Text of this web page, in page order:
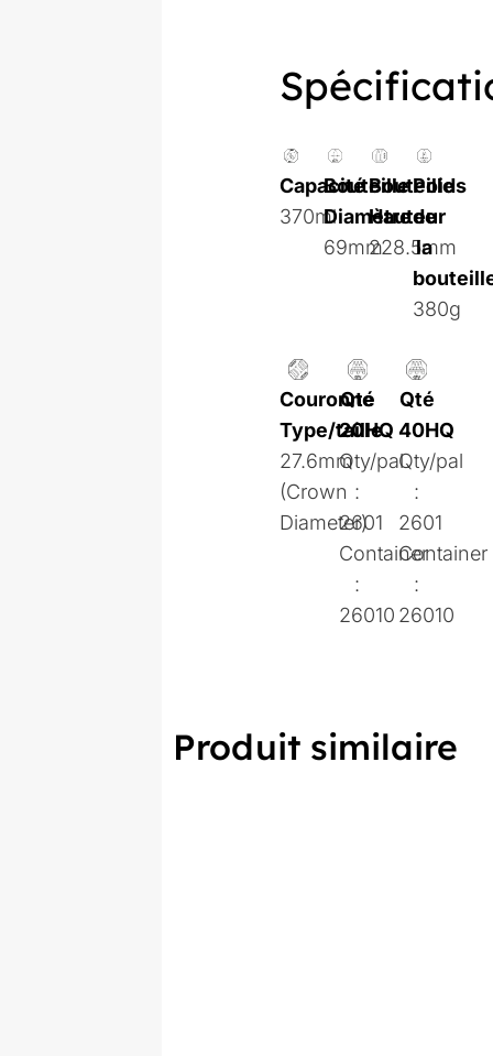
Capacité
370ml
Bouteille
Diamètre
69mm
Bouteille
Hauteur
228.5mm
Poids
de
la
380g
Couronne
Type/taille
27.6mm
(Crown
Diameter)
Qté
20HQ
Qty/pal
:
2601
Container
:
26010
Qté
40HQ
Qty/pal
:
2601
Container
:
26010
Produit similaire